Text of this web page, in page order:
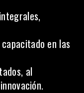
en las
al